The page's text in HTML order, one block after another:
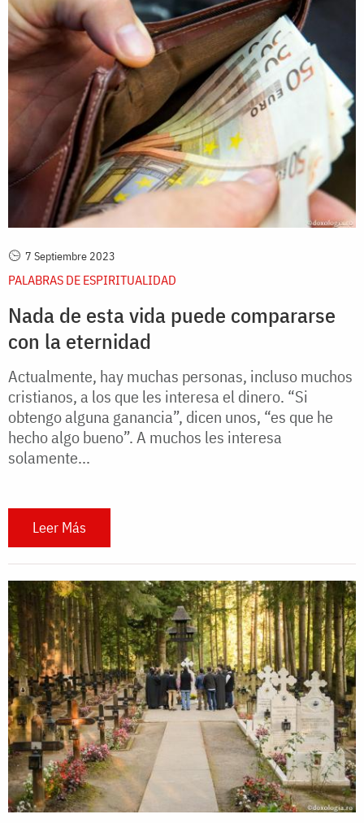
7 Septiembre 2023
PALABRAS DE ESPIRITUALIDAD
Nada de esta vida puede compararse
con la eternidad
Actualmente, hay muchas personas, incluso muchos
cristianos, a los que les interesa el dinero. “Si
obtengo alguna ganancia”, dicen unos, “es que he
hecho algo bueno”. A muchos les interesa
solamente...
Leer Más